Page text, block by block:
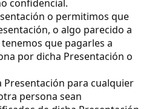
confidencial.
o permitimos que
o algo parecido a
que pagarles a
por dicha Presentación o
Presentación para cualquier
persona sean